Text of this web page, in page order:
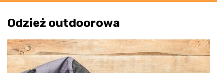
Odzież outdoorowa